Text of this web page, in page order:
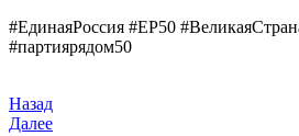
#ЕдинаяРоссия #ЕР50
#партиярядом50
Назад
Далее